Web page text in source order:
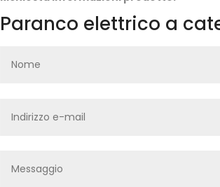
Paranco elettrico a